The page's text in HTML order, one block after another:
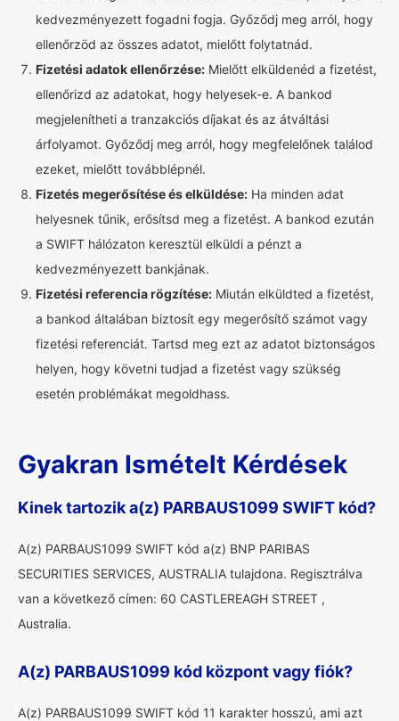
kedvezményezett fogadni fogja. Győződj meg arról, hogy
ellenőrzöd az összes adatot, mielőtt folytatnád.
Fizetési adatok ellenőrzése: Mielőtt elküldenéd a fizetést,
ellenőrizd az adatokat, hogy helyesek-e. A bankod
megjelenítheti a tranzakciós díjakat és az átváltási
árfolyamot. Győződj meg arról, hogy megfelelőnek találod
ezeket, mielőtt továbblépnél.
Fizetés megerősítése és elküldése: Ha minden adat
helyesnek tűnik, erősítsd meg a fizetést. A bankod ezután
a SWIFT hálózaton keresztül elküldi a pénzt a
kedvezményezett bankjának.
Fizetési referencia rögzítése: Miután elküldted a fizetést,
a bankod általában biztosít egy megerősítő számot vagy
fizetési referenciát. Tartsd meg ezt az adatot biztonságos
helyen, hogy követni tudjad a fizetést vagy szükség
esetén problémákat megoldhass.
Gyakran Ismételt Kérdések
Kinek tartozik a(z) PARBAUS1099 SWIFT kód?
A(z) PARBAUS1099 SWIFT kód a(z) BNP PARIBAS
SECURITIES SERVICES, AUSTRALIA tulajdona. Regisztrálva
van a következő címen: 60 CASTLEREAGH STREET ,
Australia.
A(z) PARBAUS1099 kód központ vagy fiók?
A(z) PARBAUS1099 SWIFT kód 11 karakter hosszú, ami azt